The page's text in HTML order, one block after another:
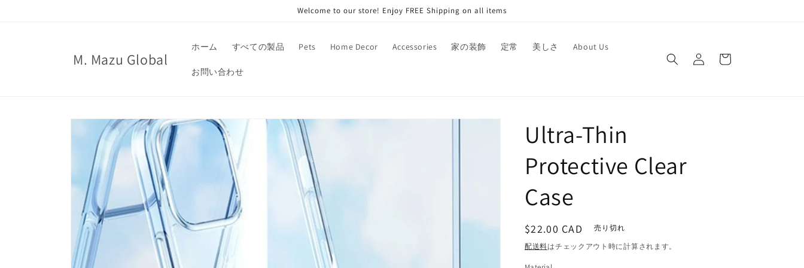
Welcome to our store! Enjoy FREE Shipping on all items
M. Mazu Global
ホーム すべての製品 Pets Home Decor Accessories 家の装飾 定常 美しさ About Us
お問い合わせ
グ
イ
ー
商品情
報にス
キップ
Ultra-Thin
Protective Clear
Case
通
常
価
$22.00 CAD 売り切れ
配送料はチェックアウト時に計算されます。